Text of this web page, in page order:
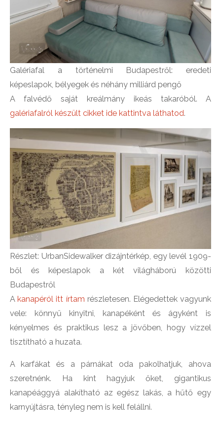
Galériafal a történelmi Budapestről: eredeti
képeslapok, bélyegek és néhány milliárd pengő
A falvédő saját kreálmány ikeás takaróból. A
galériafalról készült cikket ide kattintva láthatod.
Részlet: UrbanSidewalker dizájntérkép, egy levél 1909-
ből és képeslapok a két világháború közötti
Budapestről
Akanapéról itt írtam részletesen. Elégedettek vagyunk
vele: könnyű kinyitni, kanapéként és ágyként is
kényelmes és praktikus lesz a jövőben, hogy vízzel
tisztítható a huzata.
A karfákat és a párnákat oda pakolhatjuk, ahova
szeretnénk. Ha kint hagyjuk őket, gigantikus
kanapéággyá alakítható az egész lakás, a hűtő egy
karnyújtásra, tényleg nem is kell felállni.